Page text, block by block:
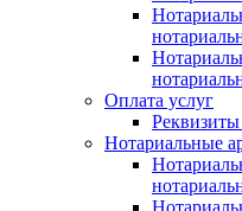
Оплата услуг
Нотариальные